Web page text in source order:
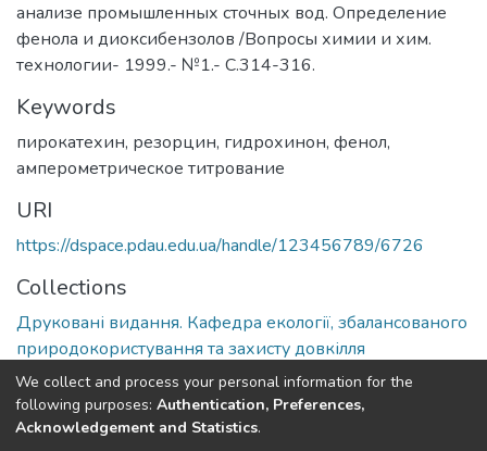
анализе промышленных сточных вод. Определение
фенола и диоксибензолов /Вопросы химии и хим.
технологии- 1999.- №1.- С.314-316.
Keywords
пирокатехин, резорцин, гидрохинон, фенол,
амперометрическое титрование
URI
https://dspace.pdau.edu.ua/handle/123456789/6726
Collections
Друковані видання. Кафедра екології, збалансованого
природокористування та захисту довкілля
Full item page
We collect and process your personal information for the
following purposes: Authentication, Preferences,
Acknowledgement and Statistics.